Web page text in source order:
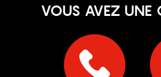
VOUS AVEZ UNE